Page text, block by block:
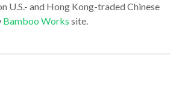
U.S.- and Hong Kong-traded Chinese
Bamboo Works site.